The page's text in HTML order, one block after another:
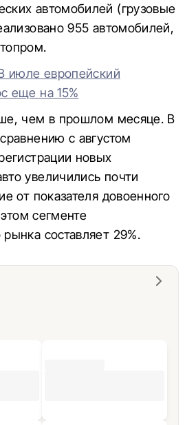
автомобилей (грузовые
955 автомобилей,
июле европейский
еще на 15%
чем в прошлом месяце. В
с августом
новых
увеличились почти
от показателя довоенного
этом сегменте
составляет 29%.